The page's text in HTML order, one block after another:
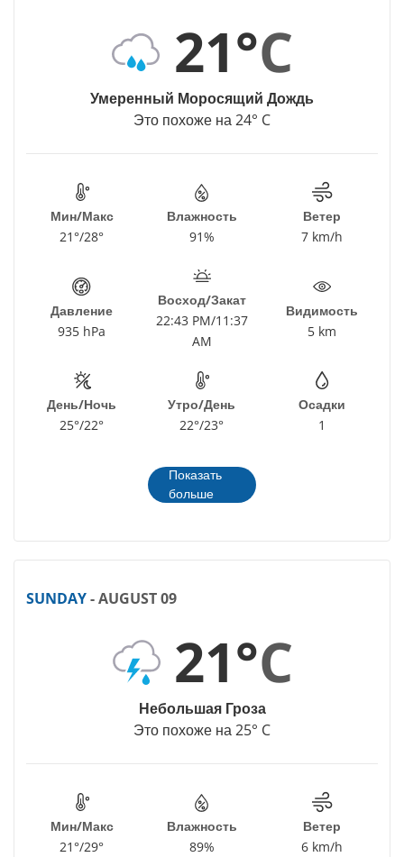
21°C
Умеренный Моросящий Дождь
Это похоже на 24° C
Мин/Макс
21°/28°
Влажность
91%
Ветер
7 km/h
Давление
935 hPa
Восход/Закат
22:43 PM/11:37
AM
Видимость
5 km
День/Ночь
25°/22°
Утро/День
22°/23°
Осадки
1
Показать
больше
SUNDAY- AUGUST 09
21°C
Небольшая Гроза
Это похоже на 25° C
Мин/Макс
21°/29°
Влажность
89%
Ветер
6 km/h